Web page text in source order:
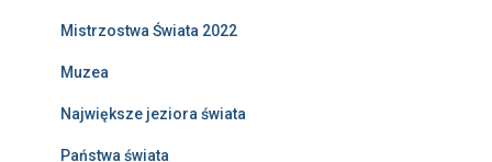
Mistrzostwa Świata 2022
Muzea
Największe jeziora świata
Państwa świata